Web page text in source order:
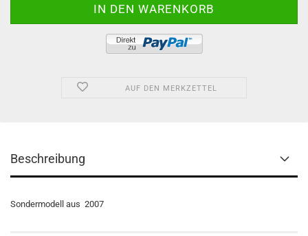
AUF DEN MERKZETTEL
Beschreibung
Sondermodell aus 2007